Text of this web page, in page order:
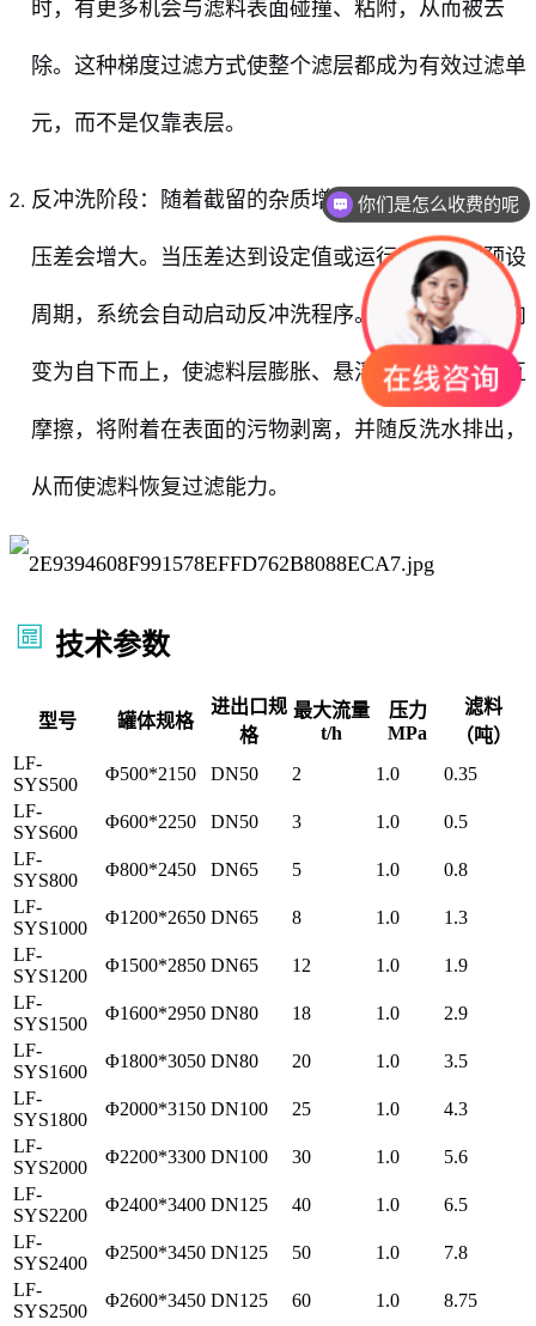
时，有更多机会与滤料表面碰撞、粘附，从而被去
除。这种梯度过滤方式使整个滤层都成为有效过滤单
元，而不是仅靠表层。
反冲洗阶段：随着截留的杂质增多，过滤器的进出水
压差会增大。当压差达到设定值或运行时间达到预设
周期，系统会自动启动反冲洗程序。此时，水流方向
变为自下而上，使滤料层膨胀、悬浮，滤料颗粒相互
摩擦，将附着在表面的污物剥离，并随反洗水排出，
从而使滤料恢复过滤能力。
技术参数
型号 罐体规格
进出口规
格
最大流量
t/h
压力
MPa
滤料
（吨）
LF-
SYS500
Φ500*2150 DN50 2 1.0
0.35
LF-
SYS600
Φ600*2250 DN50 3 1.0
0.5
LF-
SYS800
Φ800*2450 DN65 5 1.0
0.8
LF-
SYS1000
Φ1200*2650 DN65 8 1.0
1.3
LF-
SYS1200
Φ1500*2850 DN65 12 1.0
1.9
LF-
SYS1500
Φ1600*2950 DN80 18 1.0
2.9
LF-
SYS1600
Φ1800*3050 DN80 20 1.0
3.5
LF-
SYS1800
Φ2000*3150 DN100 25 1.0
4.3
LF-
SYS2000
Φ2200*3300 DN100 30 1.0
5.6
LF-
SYS2200
Φ2400*3400 DN125 40 1.0
6.5
LF-
SYS2400
Φ2500*3450 DN125 50 1.0
7.8
LF-
SYS2500
Φ2600*3450 DN125 60 1.0
8.75
你们是怎么收费的呢